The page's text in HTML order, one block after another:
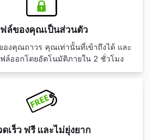
ล์ของคุณเป็นส่วนตัว
องคุณถาวร คุณเท่านั้นที่เข้าถึงได้ และ
ล์ออกโดยอัตโนมัติภายใน 2 ชั่วโมง
ดเร็ว ฟรี และไม่ยุ่งยาก